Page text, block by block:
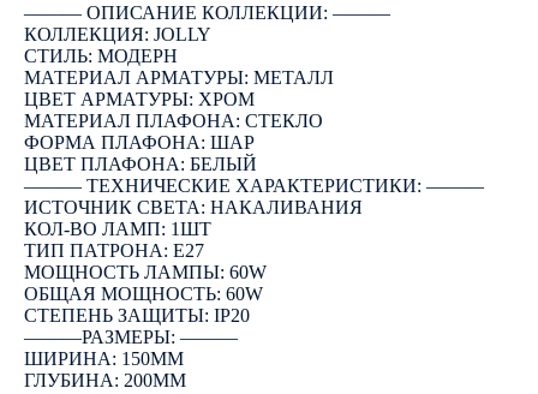
――― ОПИСАНИЕ КОЛЛЕКЦИИ: ―――
КОЛЛЕКЦИЯ: JOLLY
СТИЛЬ: МОДЕРН
МАТЕРИАЛ АРМАТУРЫ: МЕТАЛЛ
ЦВЕТ АРМАТУРЫ: ХРОМ
МАТЕРИАЛ ПЛАФОНА: СТЕКЛО
ФОРМА ПЛАФОНА: ШАР
ЦВЕТ ПЛАФОНА: БЕЛЫЙ
――― ТЕХНИЧЕСКИЕ ХАРАКТЕРИСТИКИ: ―――
ИСТОЧНИК СВЕТА: НАКАЛИВАНИЯ
КОЛ-ВО ЛАМП: 1ШТ
ТИП ПАТРОНА: E27
МОЩНОСТЬ ЛАМПЫ: 60W
ОБЩАЯ МОЩНОСТЬ: 60W
СТЕПЕНЬ ЗАЩИТЫ: IP20
―――РАЗМЕРЫ: ―――
ШИРИНА: 150ММ
ГЛУБИНА: 200ММ